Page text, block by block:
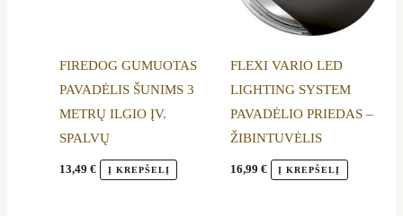
FIREDOG GUMUOTAS
PAVADĖLIS ŠUNIMS 3
METRŲ ILGIO ĮV.
SPALVŲ
13,49€ Į KREPŠELĮ
may
be
FLEXI VARIO LED
LIGHTING SYSTEM
PAVADĖLIO PRIEDAS –
ŽIBINTUVĖLIS
16,99 € Į KREPŠELĮ